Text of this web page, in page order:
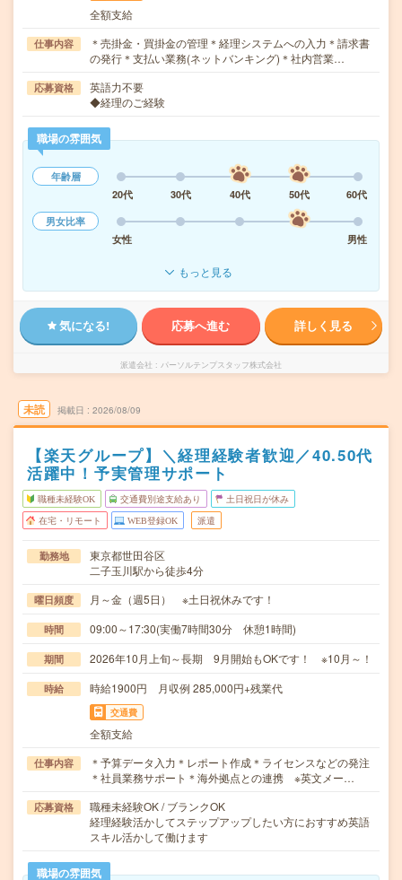
全額支給
仕事内容
＊売掛金・買掛金の管理＊経理システムへの入力＊請求書
の発行＊支払い業務(ネットバンキング)＊社内営業…
応募資格
英語力不要
◆経理のご経験
職場の雰囲気
年齢層
20代
30代 40代 50代
60代
男女比率
女性
男性
もっと見る
気になる! 応募へ進む 詳しく見る
派遣会社 パーソルテンプスタッフ株式会社
未読 掲載日 2026/08/09
【楽天グループ】＼経理経験者歓迎／40.50代
活躍中！予実管理サポート
職種未経験OK 交通費別途支給あり 土日祝日が休み
在宅・リモート WEB登録OK 派遣
勤務地
東京都世田谷区
二子玉川駅から徒歩4分
曜日頻度 月～金（週5日） ※土日祝休みです！
時間 09:00～17:30(実働7時間30分 休憩1時間)
期間 2026年10月上旬～長期 9月開始もOKです！ ※10月～！
時給 時給1900円 月収例 285,000円+残業代
交通費
全額支給
仕事内容
＊予算データ入力＊レポート作成＊ライセンスなどの発注
＊社員業務サポート＊海外拠点との連携 ※英文メー…
応募資格
職種未経験OK / ブランクOK
経理経験活かしてステップアップしたい方におすすめ英語
スキル活かして働けます
職場の雰囲気